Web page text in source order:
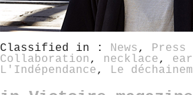
Classified in : News , Press
Collaboration , necklace,
L'Indépendance, Le